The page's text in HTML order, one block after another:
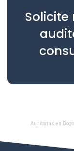
Auditorias en